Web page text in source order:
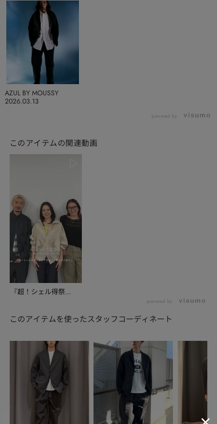
2026.03.13
AZUL BY MOUSSY
powered by
このアイテムの関連動画
『超！シェル得祭
powered by
このアイテムを使ったスタッフコーディネート